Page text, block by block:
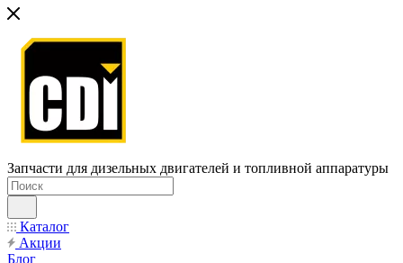
Запчасти для дизельных двигателей и топливной аппаратуры
Каталог
Акции
Блог